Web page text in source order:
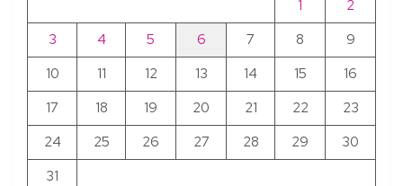
1
2
3
4 5 6 7 8
9
10
11 12 13 14 15
16
17
18 19 20 21 22
23
24
25 26 27 28 29
30
31